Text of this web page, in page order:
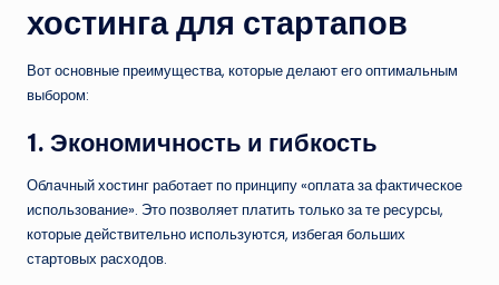
хостинга для стартапов
Вот основные преимущества, которые делают его оптимальным
выбором:
1. Экономичность и гибкость
Облачный хостинг работает по принципу «оплата за фактическое
использование». Это позволяет платить только за те ресурсы,
которые действительно используются, избегая больших
стартовых расходов.